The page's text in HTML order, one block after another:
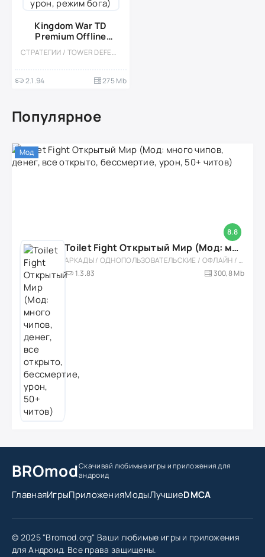
Kingdom War TD
Premium Offline
(МОД, Большой урон,
режим бога)
СТРАТЕГИИ / TOWER DEFENCE / КАЗУАЛЬНЫЕ / ОДНОПОЛЬЗОВАТЕЛЬСКИЕ / СТИЛИЗАЦИЯ / ОФЛАЙН / МОД / ВСТРОЕННЫЙ КЕШ / АНИМЕ
2.1.94 275 Mb
Популярное
8.8
Мод
Toilet Fight Открытый Мир (Мод: много чипов, денег, все открыто, бессмертие, урон, 50+ читов)
АРКАДЫ / ОДНОПОЛЬЗОВАТЕЛЬСКИЕ / ОФЛАЙН / МОД / РОЛЕВЫЕ / ШУТЕРЫ / ОТКРЫТЫЙ МИР / ВСТРОЕННЫЙ КЕШ / 3D / ЭКШЕНЫ / ТУАЛЕТНЫЕ ВОЙНЫ / ДЛЯ ДЕТЕЙ
1.3.83
300,8 Mb
BROmodСкачивай любимые игрыи приложения для
андроид
ГлавнаяИгрыПриложенияМодыЛучшиеDMCA
© 2025 "Bromod.org" Ваши любимые игры и приложения
для Андроид. Все права защищены.